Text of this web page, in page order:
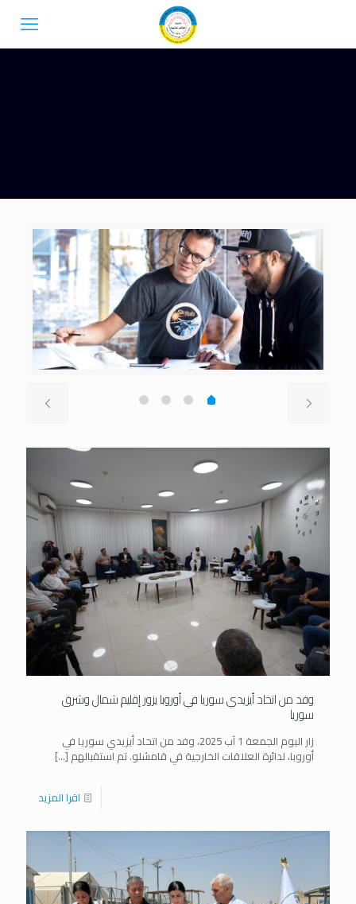
وفد من اتحاد أيزيدي سوريا في أوروبا يزور إقليم شمال وشرق
سوريا
زار اليوم الجمعة 1 آب 2025، وفد من اتحاد أيزيدي سوريا في
أوروبا، لدائرة العلاقات الخارجية في قامشلو. تم استقبالهم[…]
اقرا المزيد